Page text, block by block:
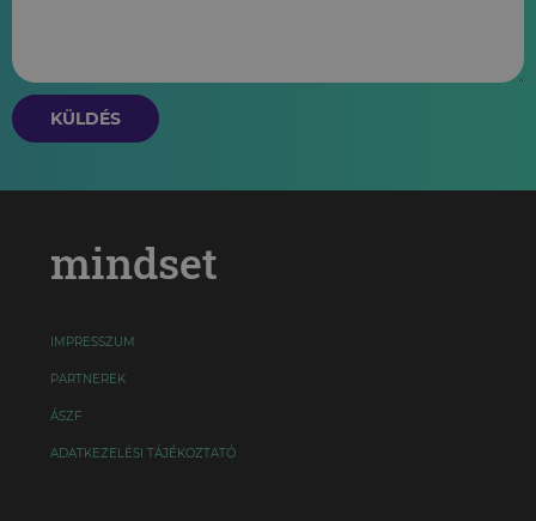
KÜLDÉS
mindset
IMPRESSZUM
PARTNEREK
ÁSZF
ADATKEZELÉSI TÁJÉKOZTATÓ